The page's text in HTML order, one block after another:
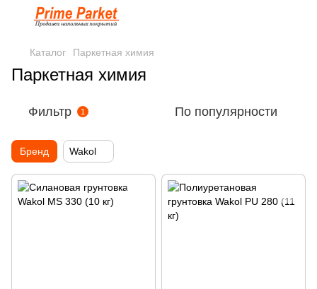
Каталог Паркетная химия
Паркетная химия
Фильтр 1 По популярности
Бренд Wakol